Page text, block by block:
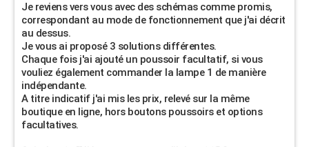
Je reviens vers vous avec des schémas comme promis,
correspondant au mode de fonctionnement que j'ai décrit
au dessus.
Je vous ai proposé 3 solutions différentes.
Chaque fois j'ai ajouté un poussoir facultatif, si vous
vouliez également commander la lampe 1 de manière
indépendante.
A titre indicatif j'ai mis les prix, relevé sur la même
boutique en ligne, hors boutons poussoirs et options
facultatives.